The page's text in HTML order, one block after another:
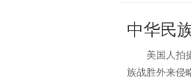
中华民
美国人拍摄
族战胜外来侵